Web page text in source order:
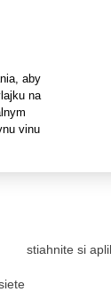
aby
na
vinu
stiahnite si